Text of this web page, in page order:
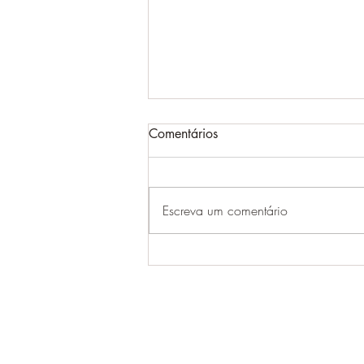
BNDES amplia ProFloresta+ e
Comentários
Escreva um comentário